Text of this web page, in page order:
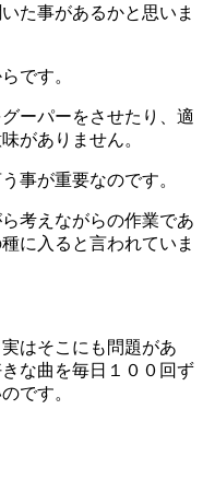
た事があるかと思いま
です。
ーパーをさせたり、適
がありません。
事が重要なのです。
考えながらの作業であ
に入ると言われていま
はそこにも問題があ
な曲を毎日１００回ず
です。